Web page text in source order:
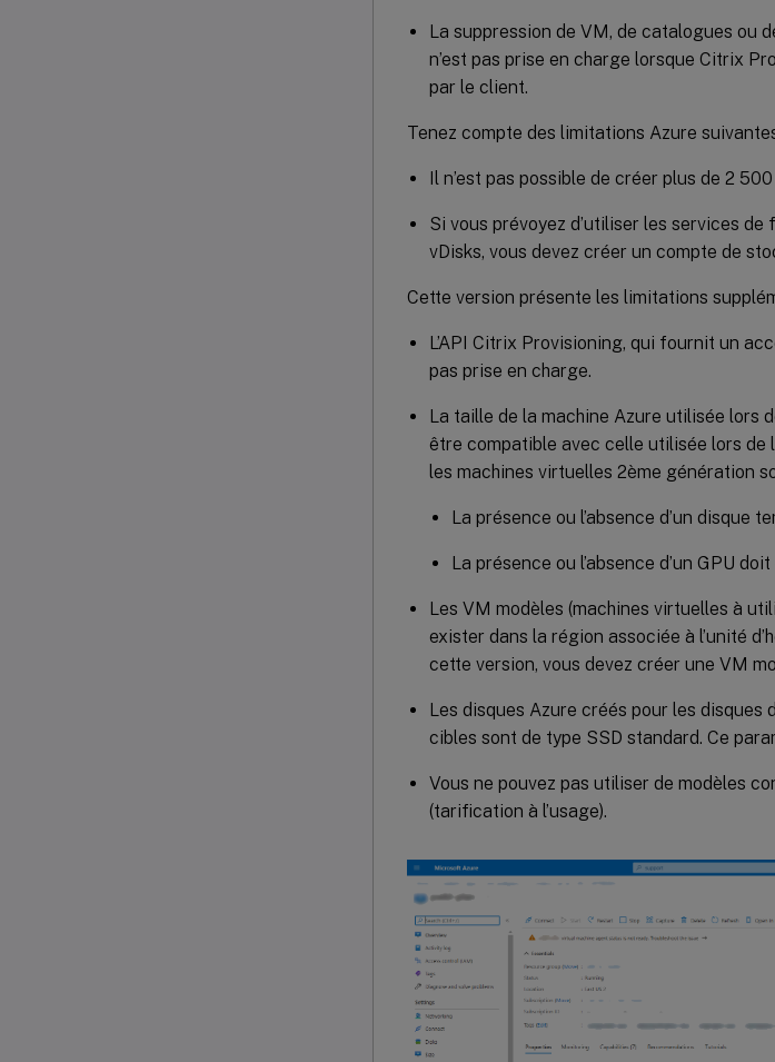
La suppression de VM, de catalogues ou
n’est pas prise en charge lorsque Citrix
par le client.
Tenez compte des limitations Azure
Il n’est pas possible de créer plus de 2
Si vous prévoyez d’utiliser les services
vDisks, vous devez créer un compte de
Cette version présente les limitations
L’API Citrix Provisioning, qui fournit un
pas prise en charge.
La taille de la machine Azure utilisée lors
être compatible avec celle utilisée lors de
les machines virtuelles 2ème génération
La présence ou l’absence d’un disque
La présence ou l’absence d’un GPU
Les VM modèles (machines virtuelles à
exister dans la région associée à l’unité
cette version, vous devez créer une VM
Les disques Azure créés pour les
cibles sont de type SSD standard. Ce
Vous ne pouvez pas utiliser de modèles
(tarification à l’usage).